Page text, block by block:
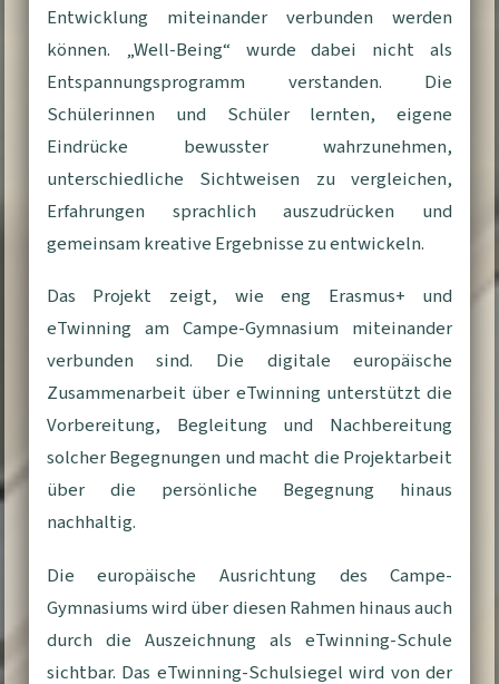
Entwicklung miteinander verbunden werden
können. „Well-Being“ wurde dabei nicht als
Entspannungsprogramm verstanden. Die
Schülerinnen und Schüler lernten, eigene
Eindrücke bewusster wahrzunehmen,
unterschiedliche Sichtweisen zu vergleichen,
Erfahrungen sprachlich auszudrücken und
gemeinsam kreative Ergebnisse zu entwickeln.
Das Projekt zeigt, wie eng Erasmus+ und
eTwinning am Campe-Gymnasium miteinander
verbunden sind. Die digitale europäische
Zusammenarbeit über eTwinning unterstützt die
Vorbereitung, Begleitung und Nachbereitung
solcher Begegnungen und macht die Projektarbeit
über die persönliche Begegnung hinaus
nachhaltig.
Die europäische Ausrichtung des Campe-
Gymnasiums wird über diesen Rahmen hinaus auch
durch die Auszeichnung als eTwinning-Schule
sichtbar. Das eTwinning-Schulsiegel wird von der